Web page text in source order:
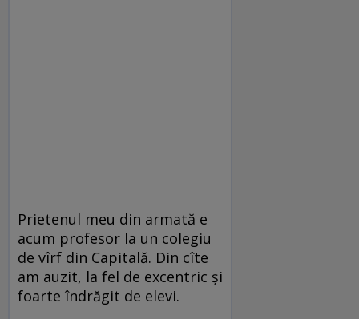
Prietenul meu din armată e
acum profesor la un colegiu
de vîrf din Capitală. Din cîte
am auzit, la fel de excentric şi
foarte îndrăgit de elevi.